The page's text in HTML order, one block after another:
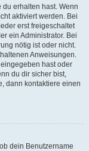
erhalten hast. Wenn
aktiviert werden. Bei
erst freigeschaltet
ein Administrator. Bei
nötig ist oder nicht.
Anweisungen.
hast oder
du dir sicher bist,
dann kontaktiere einen
dein Benutzername